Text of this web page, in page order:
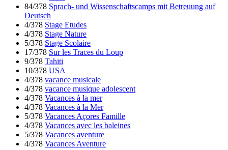
84/378 Sprach- und Wissenschaftscamps mit Betreuung auf
Deutsch
4/378 Stage Etudes
4/378 Stage Nature
5/378 Stage Scolaire
17/378 Sur les Traces du Loup
9/378 Tahiti
10/378 USA
4/378 vacance musicale
4/378 vacance musique adolescent
4/378 Vacances à la mer
4/378 Vacances à la Mer
5/378 Vacances Açores Famille
4/378 Vacances avec les baleines
5/378 Vacances aventure
4/378 Vacances Aventure